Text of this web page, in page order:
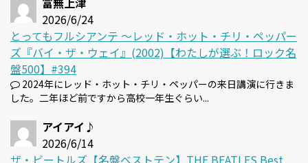
2026/6/24
とってもフルシアンテ 〜レッド・ホット・チリ・ペッパー
ズ『バイ・ザ・ウェイ』(2002)【わたしが選ぶ！ロック名
盤500】#394
2024年にレッド・ホット・チリ・ペッパーの来日講演に行きま
した。二年ほど前ですから高校一年生ぐらい...
アイアイ♪
2026/6/14
ザ・ビートルズ【名盤ベストテン】THE BEATLES Best